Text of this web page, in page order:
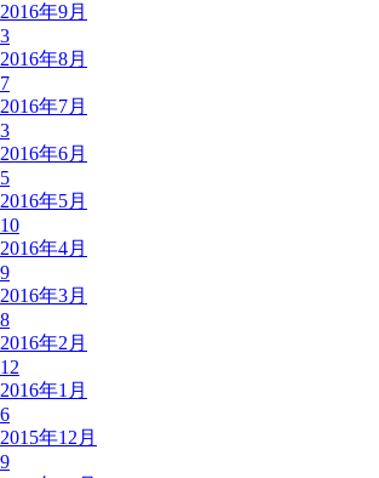
2016年9月
3
2016年8月
7
2016年7月
3
2016年6月
5
2016年5月
10
2016年4月
9
2016年3月
8
2016年2月
12
2016年1月
6
2015年12月
9